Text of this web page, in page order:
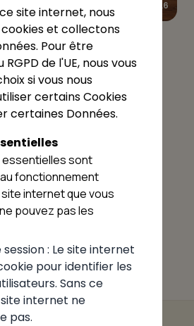
Pizza de stella
★★★★★ 4.6
Pizza de stella
Chaleins
4.5
site internet, nous
cookies et collectons
Pour être
de l'UE, nous vous
si vous nous
certains Cookies
certaines Données.
sont
fonctionnement
internet que vous
pouvez pas les
: Le site internet
pour identifier les
Sans ce
internet ne
pas.